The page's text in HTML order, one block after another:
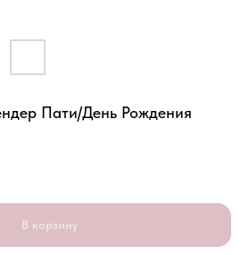
Пати/День Рождения
В корзину